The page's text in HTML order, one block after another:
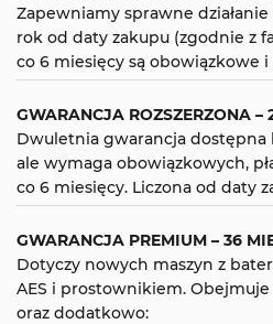
Zapewniamy sprawne
rok od daty zakupu (zgodnie z
co 6 miesięcy są obowiązkowe
GWARANCJA ROZSZERZONA –
Dwuletnia gwarancja dostępna
ale wymaga obowiązkowych,
co 6 miesięcy. Liczona od daty
GWARANCJA PREMIUM – 36
Dotyczy nowych maszyn z
AES i prostownikiem.
oraz dodatkowo: